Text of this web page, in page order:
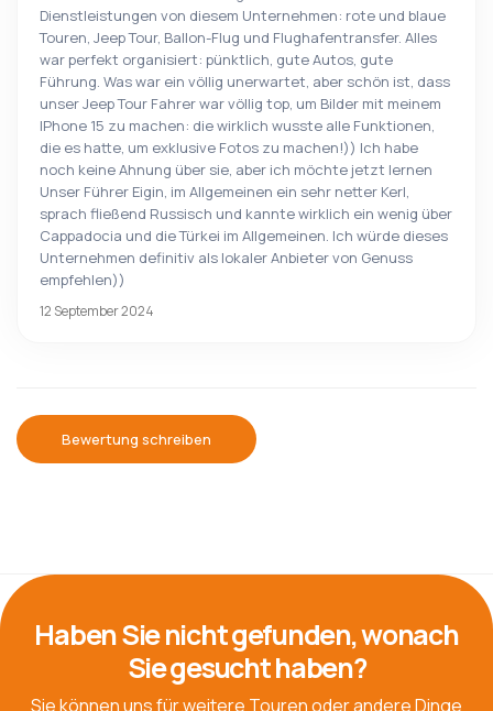
Dienstleistungen von diesem Unternehmen: rote und blaue
Touren, Jeep Tour, Ballon-Flug und Flughafentransfer. Alles
war perfekt organisiert: pünktlich, gute Autos, gute
Führung. Was war ein völlig unerwartet, aber schön ist, dass
unser Jeep Tour Fahrer war völlig top, um Bilder mit meinem
IPhone 15 zu machen: die wirklich wusste alle Funktionen,
die es hatte, um exklusive Fotos zu machen!)) Ich habe
noch keine Ahnung über sie, aber ich möchte jetzt lernen
Unser Führer Eigin, im Allgemeinen ein sehr netter Kerl,
sprach fließend Russisch und kannte wirklich ein wenig über
Cappadocia und die Türkei im Allgemeinen. Ich würde dieses
Unternehmen definitiv als lokaler Anbieter von Genuss
empfehlen))
12 September 2024
Bewertung schreiben
Haben Sie nicht gefunden, wonach
Sie gesucht haben?
Sie können uns für weitere Touren oder andere Dinge